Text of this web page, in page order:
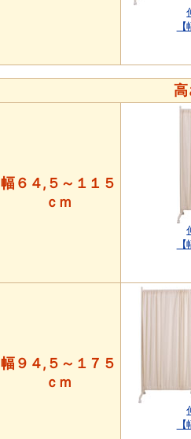
高
幅６４,５～１１５
ｃｍ
幅９４,５～１７５
ｃｍ